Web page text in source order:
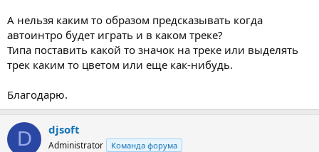
А нельзя каким то образом предсказывать когда
автоинтро будет играть и в каком треке?
Типа поставить какой то значок на треке или выделять
трек каким то цветом или еще как-нибудь.
Благодарю.
D djsoft
Administrator Команда форума